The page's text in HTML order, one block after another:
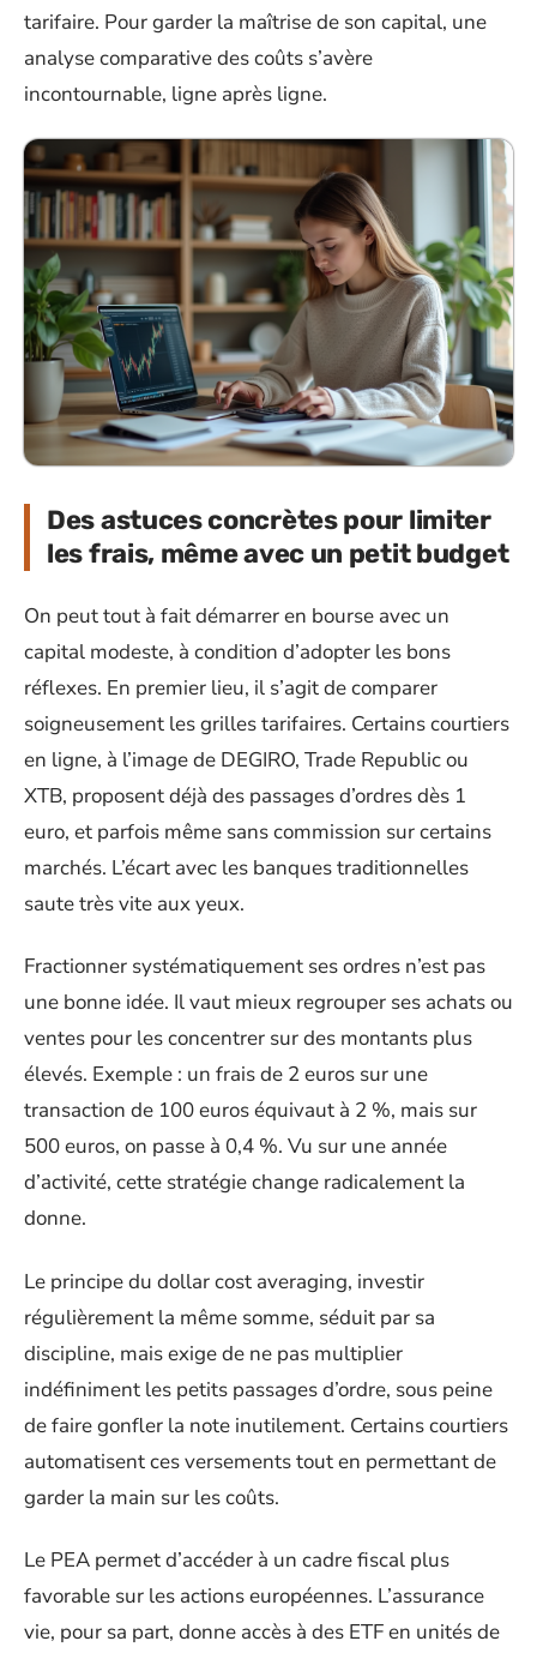
tarifaire. Pour garder la maîtrise de son capital, une
analyse comparative des coûts s’avère
incontournable, ligne après ligne.
Des astuces concrètes pour limiter
les frais, même avec un petit budget
On peut tout à fait démarrer en bourse avec un
capital modeste, à condition d’adopter les bons
réflexes. En premier lieu, il s’agit de comparer
soigneusement les grilles tarifaires. Certains courtiers
en ligne, à l’image de DEGIRO, Trade Republic ou
XTB, proposent déjà des passages d’ordres dès 1
euro, et parfois même sans commission sur certains
marchés. L’écart avec les banques traditionnelles
saute très vite aux yeux.
Fractionner systématiquement ses ordres n’est pas
une bonne idée. Il vaut mieux regrouper ses achats ou
ventes pour les concentrer sur des montants plus
élevés. Exemple : un frais de 2 euros sur une
transaction de 100 euros équivaut à 2 %, mais sur
500 euros, on passe à 0,4 %. Vu sur une année
d’activité, cette stratégie change radicalement la
donne.
Le principe du dollar cost averaging, investir
régulièrement la même somme, séduit par sa
discipline, mais exige de ne pas multiplier
indéfiniment les petits passages d’ordre, sous peine
de faire gonfler la note inutilement. Certains courtiers
automatisent ces versements tout en permettant de
garder la main sur les coûts.
Le PEA permet d’accéder à un cadre fiscal plus
favorable sur les actions européennes. L’assurance
vie, pour sa part, donne accès à des ETF en unités de